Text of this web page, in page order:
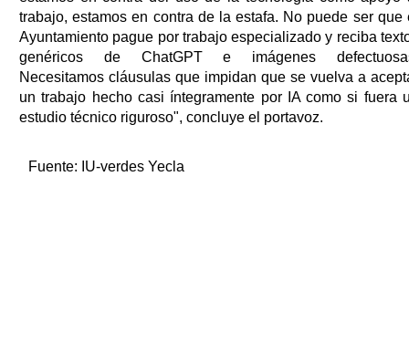
trabajo, estamos en contra de la estafa. No puede ser que
Ayuntamiento pague por trabajo especializado y reciba
genéricos de ChatGPT e imágenes
Necesitamos cláusulas que impidan que se vuelva a
un trabajo hecho casi íntegramente por IA como si fuera
estudio técnico riguroso", concluye el portavoz.
Fuente: IU-verdes Yecla